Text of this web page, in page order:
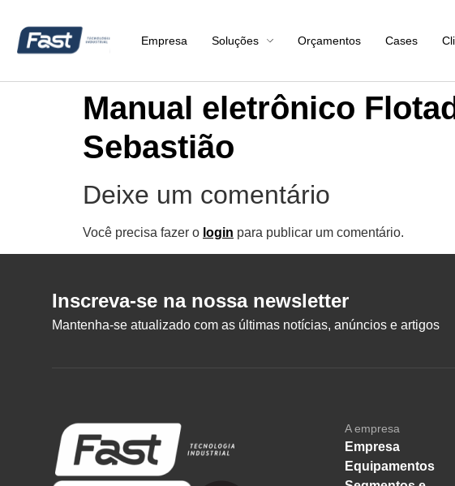
Empresa Soluções Orçamentos Cases
Manual eletrônico
Sebastião
Deixe um comentário
Você precisa fazer o login para publicar um comentário.
Inscreva-se na nossa newsletter
Mantenha-se atualizado com as últimas notícias, anúncios e artigos
A empresa
Empresa
Equipamentos